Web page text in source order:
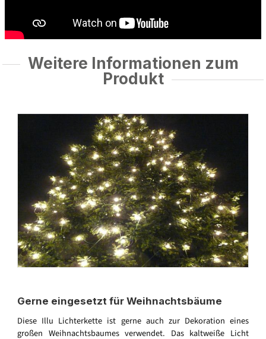
Weitere Informationen zum
Produkt
Gerne eingesetzt für Weihnachtsbäume
Diese Illu Lichterkette ist gerne auch zur Dekoration eines
großen Weihnachtsbaumes verwendet. Das kaltweiße Licht